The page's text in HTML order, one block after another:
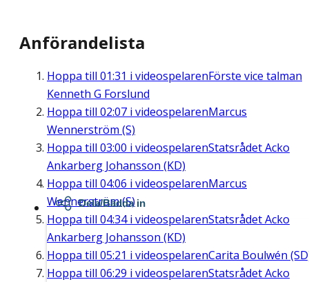
Anförandelista
Hoppa till 01:31 i videospelarenFörste vice talman
Kenneth G Forslund
Hoppa till 02:07 i videospelarenMarcus
Wennerström (S)
Hoppa till 03:00 i videospelarenStatsrådet Acko
Ankarberg Johansson (KD)
Hoppa till 04:06 i videospelarenMarcus
Wennerström (S)
Hoppa till 04:34i videospelarenStatsrådet Acko
Ankarberg Johansson (KD)
Hoppa till 05:21 i videospelarenCarita Boulwén
Hoppa till 06:29 i videospelarenStatsrådet Acko
Dela/Bädda in